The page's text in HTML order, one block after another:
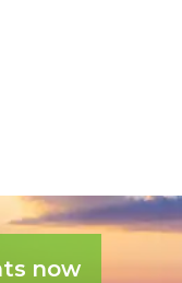
now